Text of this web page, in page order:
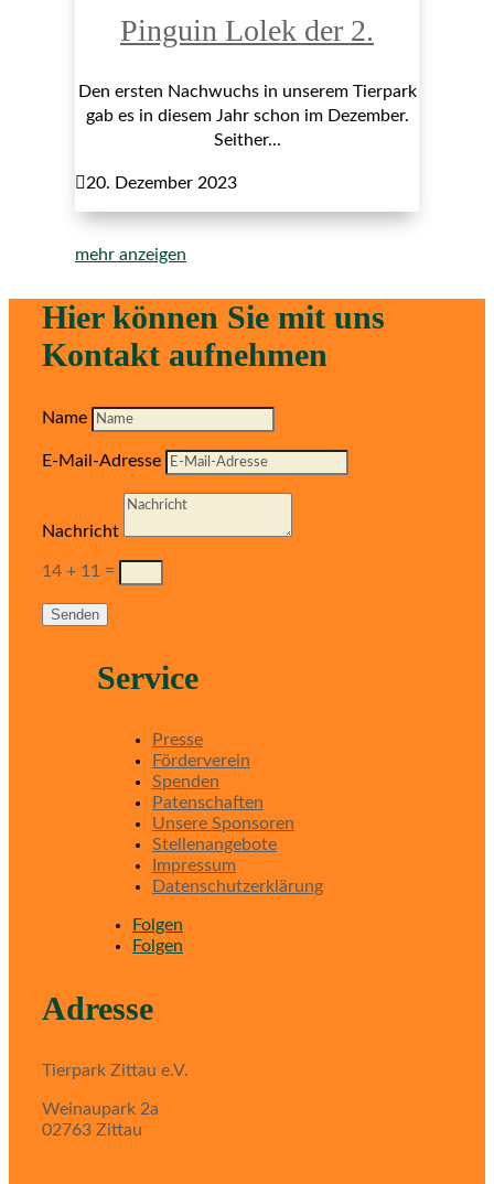
Pinguin Lolek der 2.
Den ersten Nachwuchs in unserem Tierpark
gab es in diesem Jahr schon im Dezember.
Seither...
20. Dezember 2023
mehr anzeigen
Hier können Sie mit uns
Kontakt aufnehmen
Name
E-Mail-Adresse
Nachricht
14 + 11 =
Senden
Service
Presse
Förderverein
Spenden
Patenschaften
Unsere Sponsoren
Stellenangebote
Impressum
Datenschutzerklärung
Folgen
Folgen
Adresse
Tierpark Zittau e.V.
Weinaupark 2a
02763 Zittau